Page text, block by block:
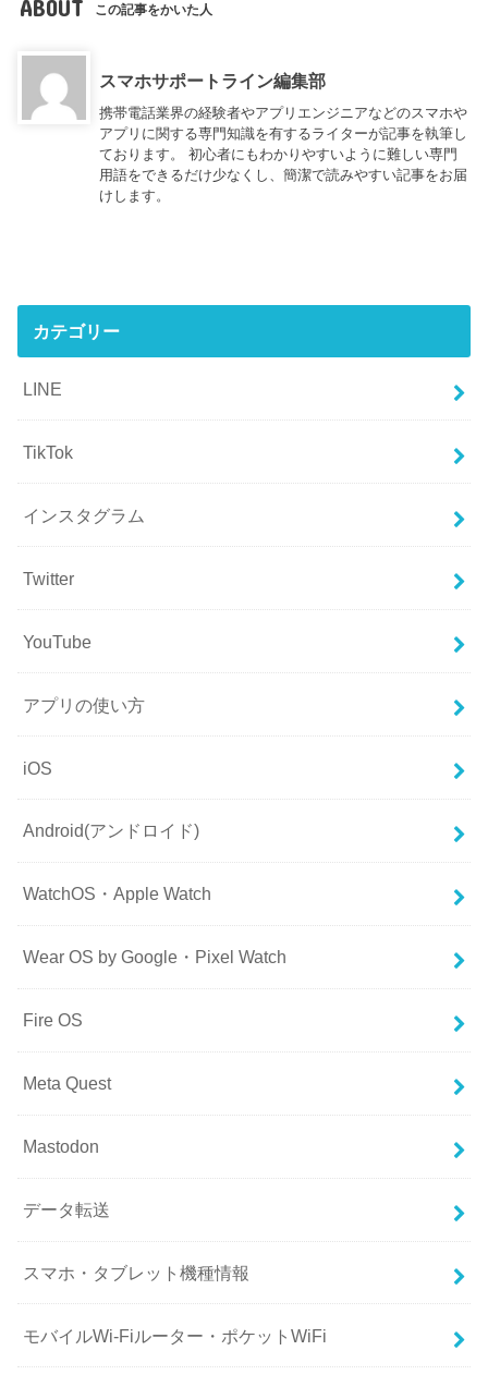
ABOUT この記事をかいた人
スマホサポートライン編集部
携帯電話業界の経験者やアプリエンジニアなどのスマホや
アプリに関する専門知識を有するライターが記事を執筆し
ております。 初心者にもわかりやすいように難しい専門
用語をできるだけ少なくし、簡潔で読みやすい記事をお届
けします。
カテゴリー
LINE
TikTok
インスタグラム
Twitter
YouTube
アプリの使い方
iOS
Android(アンドロイド)
WatchOS・Apple Watch
Wear OS by Google・Pixel Watch
Fire OS
Meta Quest
Mastodon
データ転送
スマホ・タブレット機種情報
モバイルWi-Fiルーター・ポケットWiFi